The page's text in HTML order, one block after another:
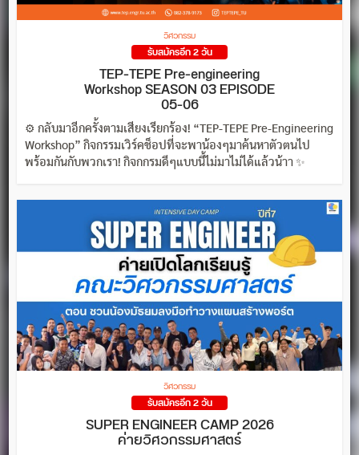
วิศวกรรม
รับสมัครอีก 2 วัน
TEP-TEPE Pre-engineering
Workshop SEASON 03 EPISODE
05-06
⚙️ กลับมาอีกครั้งตามเสียงเรียกร้อง! “TEP-TEPE Pre-Engineering
Workshop” กิจกรรมเวิร์คช็อปที่จะพาน้องๆมาค้นหาตัวตนไป
พร้อมกันกับพวกเรา! กิจกกรมดีๆแบบนี้ไม่มาไม่ได้แล้วน้าา ✨
วิศวกรรม
รับสมัครอีก 2 วัน
SUPER ENGINEER CAMP 2026
ค่ายวิศวกรรมศาสตร์